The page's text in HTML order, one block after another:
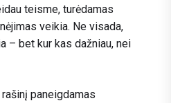
teisme, turėdamas
veikia. Ne visada,
– bet kur kas dažniau, nei
paneigdamas